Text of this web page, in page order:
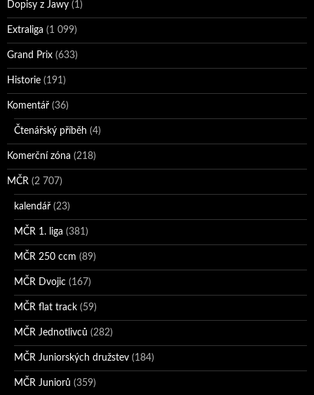
Dopisy z Jawy (1)
Extraliga (1 099)
Grand Prix (633)
Historie (191)
Komentář (36)
Čtenářský příběh (4)
Komerční zóna (218)
MČR (2 707)
kalendář (23)
MČR 1. liga (381)
MČR 250 ccm (89)
MČR Dvojic (167)
MČR flat track (59)
MČR Jednotlivců (282)
MČR Juniorských družstev (184)
MČR Juniorů (359)